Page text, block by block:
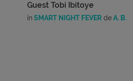
Guest Tobi Ibitoye
în SMART NIGHT FEVER deA. B.